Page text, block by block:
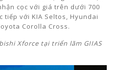
cọc với giá trên dưới 700
với KIA Seltos, Hyundai
Corolla Cross.
Xforce tại triển lãm GIIAS